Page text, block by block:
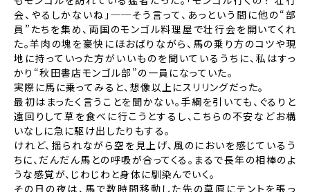
会、やるしかないね」──そう言って、あっという間に他の“部
員”たちを集め、両国のモンゴル料理屋で壮行会を開いてくれ
た。羊肉の塊を豪快にほおばりながら、馬の乗り方のコツや現
地に持っていった方がいいものを聞いているうちに、私はすっ
かり“秋田書店モンゴル部”の一員になっていた。
実際に馬に乗ってみると、想像以上にスリリングだった。
最初はまったく言うことを聞かない。手綱を引いても、ぐるりと
遠回りして草を食べに行こうとするし、 こちらの不安などお構
いなしに急に駆け出したりもする。
けれど、揺られながら空を見上げ、風のにおいを感じているう
ちに、だんだん馬との呼吸が合ってくる。 まるで長年の相棒のよ
うな感覚が、じわじわと身体に馴染んでいく。
その日の夜は、馬で数時間移動した先の草原にテントを張っ